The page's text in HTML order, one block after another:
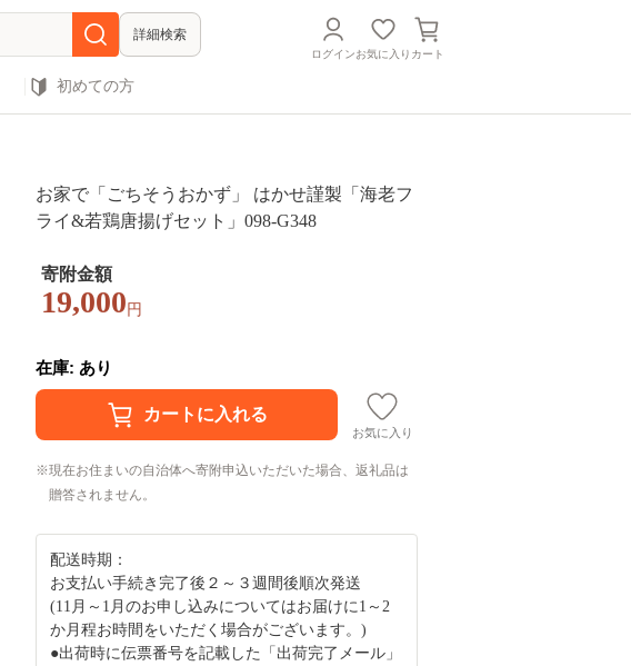
詳細検索
ログインお気に入り カート
初めての方
お家で「ごちそうおかず」 はかせ謹製「海老フ
ライ&若鶏唐揚げセット」098-G348
寄附金額
19,000 円
在庫: あり
お気に入り
現在お住まいの自治体へ寄附申込いただいた場合、返礼品は
贈答されません。
配送時期：
お支払い手続き完了後２～３週間後順次発送
(11月～1月のお申し込みについてはお届けに1～2
か月程お時間をいただく場合がございます。)
●出荷時に伝票番号を記載した「出荷完了メール」